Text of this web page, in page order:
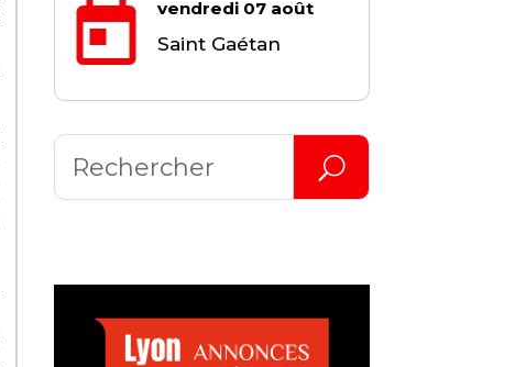
vendredi 07 août
Saint Gaétan